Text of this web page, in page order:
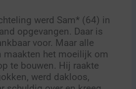
werd Sam* (64) in
opgevangen. Daar is
voor. Maar alle
maakten het moeilijk om
te bouwen. Hij raakte
werd dakloos,